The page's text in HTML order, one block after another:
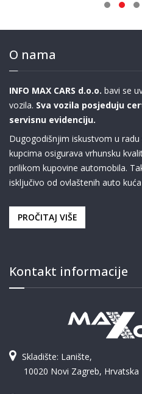
O nama
INFO MAX CARS d.o.o. bavi se
vozila. Sva vozila posjeduju
servisnu evidenciju.
Dugogodišnjim iskustvom u
kupcima osigurava vrhunsku
prilikom kupovine automobila.
isključivo od ovlaštenih auto
PROČITAJ VIŠE
Kontakt informacije
Skladište: Lanište,
10020 Novi Zagreb, Hrvatska